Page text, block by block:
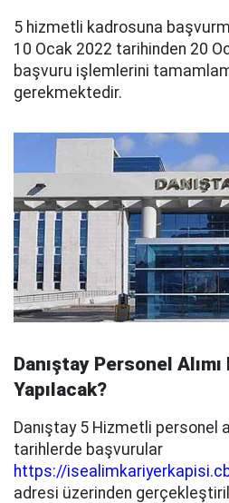
5 hizmetli kadrosuna
10 Ocak 2022 tarihinden 20
başvuru işlemlerini
gerekmektedir.
Danıştay Personel
Yapılacak?
Danıştay 5 Hizmetli personel
tarihlerde başvurular
https://
adresi üzerinden